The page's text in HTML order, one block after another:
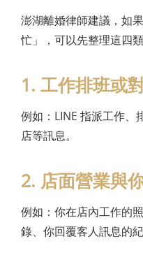
澎湖離婚律師建議，如
忙」，可以先整理這四
1. 工作排班或
例如：LINE 指派工作、
店等訊息。
2. 店面營業與
例如：你在店內工作的
錄、你回覆客人訊息的紀